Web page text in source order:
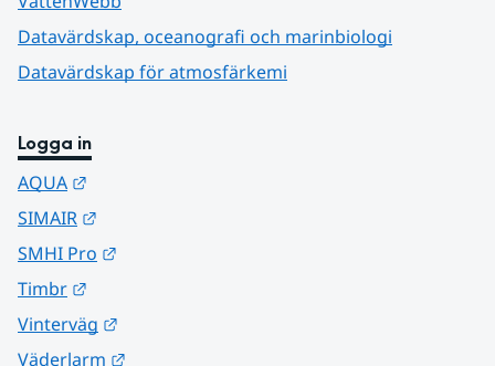
Datavärdskap, oceanografi och marinbiologi
Datavärdskap för atmosfärkemi
Logga in
AQUA
SIMAIR
SMHI Pro
Timbr
Vinterväg
Väderlarm